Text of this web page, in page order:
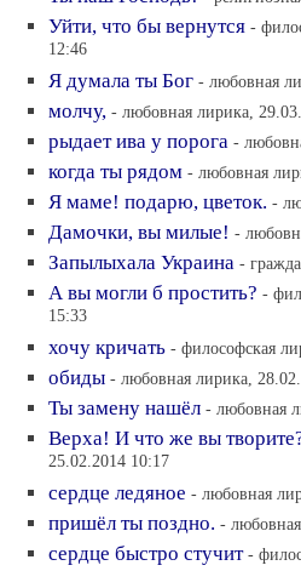
Уйти, что бы вернутся -
12:46
Я думала ты Бог - любовная
молчу, - любовная лирика,
рыдает ива у порога -
когда ты рядом - любовная
Я маме! подарю, цветок. -
Дамочки, вы милые! -
Запылыхала Украина -
А вы могли б простить? -
15:33
хочу кричать - философская
обиды - любовная лирика,
Ты замену нашёл - любовная
Верха! И что же вы
25.02.2014 10:17
сердце ледяное - любовная
пришёл ты поздно. -
сердце быстро стучит -